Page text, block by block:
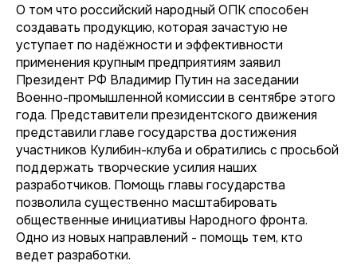
О том что российский народный ОПК способен
создавать продукцию, которая зачастую не
уступает по надёжности и эффективности
применения крупным предприятиям заявил
Президент РФ Владимир Путин на заседании
Военно-промышленной комиссии в сентябре этого
года. Представители президентского движения
представили главе государства достижения
участников Кулибин-клуба и обратились с просьбой
поддержать творческие усилия наших
разработчиков. Помощь главы государства
позволила существенно масштабировать
общественные инициативы Народного фронта.
Одно из новых направлений - помощь тем, кто
ведет разработки.